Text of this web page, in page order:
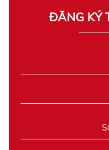
ĐĂNG KÝ